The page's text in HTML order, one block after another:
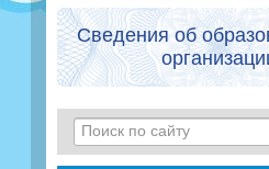
Сведения об